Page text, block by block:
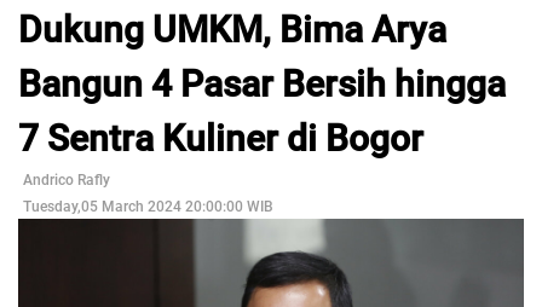
Dukung UMKM, Bima Arya
Bangun 4 Pasar Bersih hingga
7 Sentra Kuliner di Bogor
Andrico Rafly
Tuesday,05 March 2024 20:00:00 WIB